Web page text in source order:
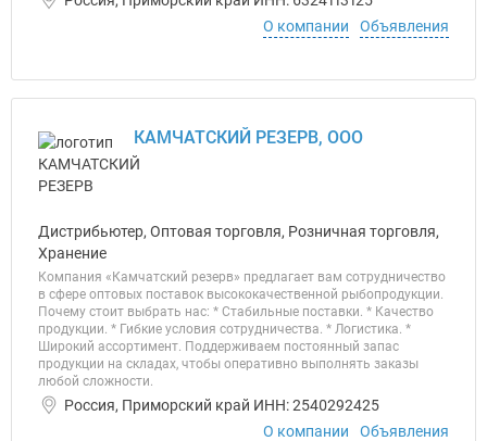
О компании
Объявления
КАМЧАТСКИЙ РЕЗЕРВ, ООО
Дистрибьютер, Оптовая торговля, Розничная торговля,
Хранение
Компания «Камчатский резерв» предлагает вам сотрудничество
в сфере оптовых поставок высококачественной рыбопродукции.
Почему стоит выбрать нас: * Стабильные поставки. * Качество
продукции. * Гибкие условия сотрудничества. * Логистика. *
Широкий ассортимент. Поддерживаем постоянный запас
продукции на складах, чтобы оперативно выполнять заказы
любой сложности.
Россия, Приморский край ИНН: 2540292425
О компании
Объявления